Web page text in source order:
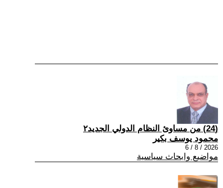
(24) من مساوئ النظام الدولي الجديد٢
محمود يوسف بكير
2026 / 8 / 6
مواضيع وابحاث سياسية